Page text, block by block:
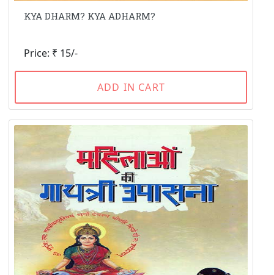
KYA DHARM? KYA ADHARM?
Price: ₹ 15/-
ADD IN CART